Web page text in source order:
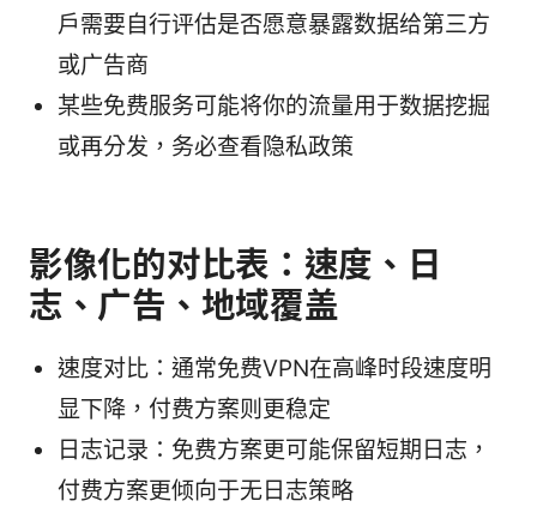
户需要自行评估是否愿意暴露数据给第三方
或广告商
某些免费服务可能将你的流量用于数据挖掘
或再分发，务必查看隐私政策
影像化的对比表：速度、日
志、广告、地域覆盖
速度对比：通常免费VPN在高峰时段速度明
显下降，付费方案则更稳定
日志记录：免费方案更可能保留短期日志，
付费方案更倾向于无日志策略